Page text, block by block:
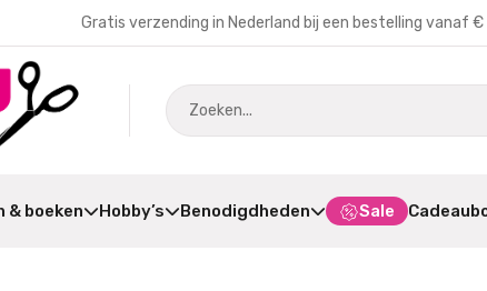
Gratis verzending in Nederland bij een bestelling vanaf
boeken Hobby’s Benodigdheden Sale